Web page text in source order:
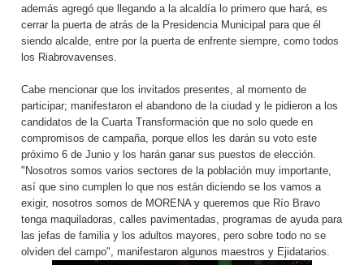
además agregó que llegando a la alcaldía lo primero que hará, es
cerrar la puerta de atrás de la Presidencia Municipal para que él
siendo alcalde, entre por la puerta de enfrente siempre, como todos
los Riabrovavenses.
Cabe mencionar que los invitados presentes, al momento de
participar; manifestaron el abandono de la ciudad y le pidieron a los
candidatos de la Cuarta Transformación que no solo quede en
compromisos de campaña, porque ellos les darán su voto este
próximo 6 de Junio y los harán ganar sus puestos de elección.
"Nosotros somos varios sectores de la población muy importante,
así que sino cumplen lo que nos están diciendo se los vamos a
exigir, nosotros somos de MORENA y queremos que Río Bravo
tenga maquiladoras, calles pavimentadas, programas de ayuda para
las jefas de familia y los adultos mayores, pero sobre todo no se
olviden del campo", manifestaron algunos maestros y Ejidatarios.